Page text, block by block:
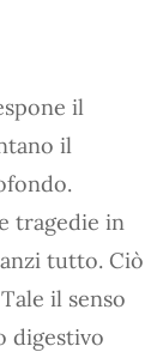
il
il
tragedie in
tutto. Ciò
il senso
digestivo